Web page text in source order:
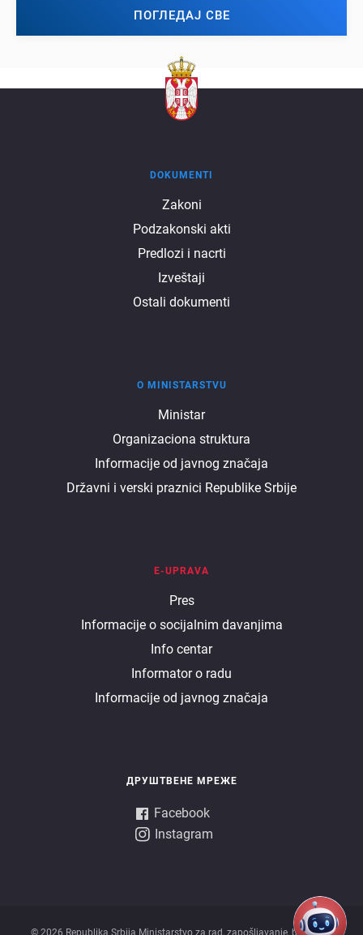
ПОГЛЕДАЈ СВЕ
DOKUMENTI
Zakoni
Podzakonski akti
Predlozi i nacrti
Izveštaji
Ostali dokumenti
ministarstvu
O MINISTARSTVU
Ministar
Organizaciona struktura
Informacije od javnog značaja
Državni i verski praznici Republike Srbije
E-UPRAVA
Pres
Informacije o socijalnim davanjima
Info centar
Informator o radu
Informacije od javnog značaja
ДРУШТВЕНЕ МРЕЖЕ
Facebook
Instagram
© 2026 Republika Srbija Ministarstvo za rad, zapošljavanje, boračka i